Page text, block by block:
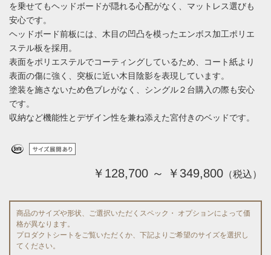
を乗せてもヘッドボードが隠れる心配がなく、マットレス選びも
安心です。
ヘッドボード前板には、木目の凹凸を模ったエンボス加工ポリエ
ステル板を採用。
表面をポリエステルでコーティングしているため、コート紙より
表面の傷に強く、突板に近い木目陰影を表現しています。
塗装を施さないため色ブレがなく、シングル２台購入の際も安心
です。
収納など機能性とデザイン性を兼ね添えた宮付きのベッドです。
￥128,700 ～ ￥349,800 （税込）
商品のサイズや形状、ご選択いただくスペック・ オプションによって価
格が異なります。
プロダクトシートをご覧いただくか、下記よりご希望のサイズを選択し
てください。